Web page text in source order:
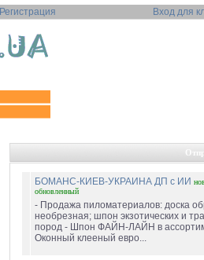
Регистрация Вход для
БОМАНС-КИЕВ-УКРАИНА ДП с ИИ
обновленный
- Продажа пиломатериалов: доска
необрезная; шпон экзотических и
пород - Шпон ФАЙН-ЛАЙН в
Оконный клееный евро...